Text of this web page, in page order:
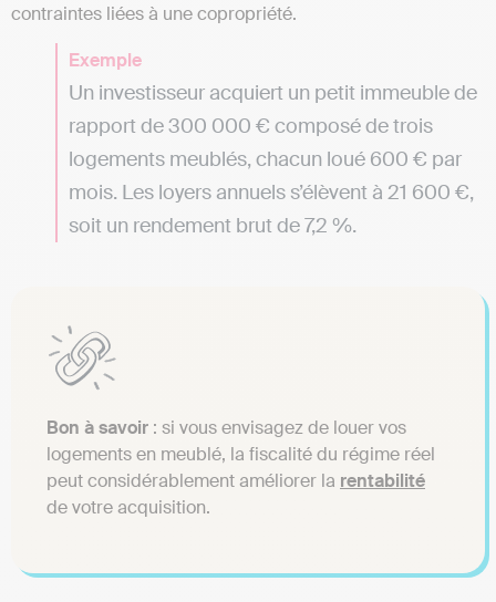
contraintes liées à une copropriété.
Exemple
Un investisseur acquiert un petit immeuble de
rapport de 300 000 € composé de trois
logements meublés, chacun loué 600 € par
mois. Les loyers annuels s’élèvent à 21 600 €,
soit un rendement brut de 7,2 %.
Bon à savoir : si vous envisagez de louer vos
logements en meublé, la fiscalité du régime réel
peut considérablement améliorer la rentabilité
de votre acquisition.